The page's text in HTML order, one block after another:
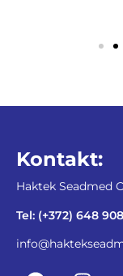
Kontakt:
Haktek Seadmed
Tel: (+372) 648